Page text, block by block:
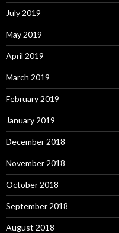
July 2019
May 2019
April 2019
March 2019
February 2019
January 2019
December 2018
November 2018
October 2018
September 2018
August 2018